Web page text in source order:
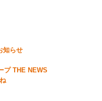
知らせ
プ THE NEWS